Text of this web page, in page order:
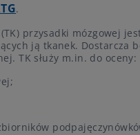
.
przysadki mózgowej
ją tkanek. Dostarcza
TK służy m.in. do oceny: